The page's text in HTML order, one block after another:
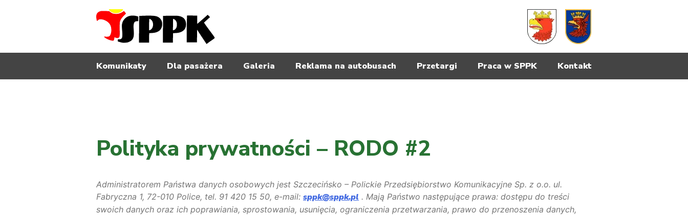
Szczecińsko-Polickie Przedsiębiorstwo Komunikacyjne
Komunikaty
Dla pasażera Galeria Reklama na autobusach Przetargi Praca w SPPK Kontakt
Polityka prywatności – RODO #2
Administratorem Państwa danych osobowych jest Szczecińsko – Polickie Przedsiębiorstwo Komunikacyjne Sp. z o.o. ul.
Fabryczna 1, 72-010 Police, tel. 91 420 15 50, e-mail:sppk@sppk.pl . Mają Państwo następujące prawa: dostępu do treści
swoich danych oraz ich poprawiania, sprostowania, usunięcia, ograniczenia przetwarzania, prawo do przenoszenia danych,